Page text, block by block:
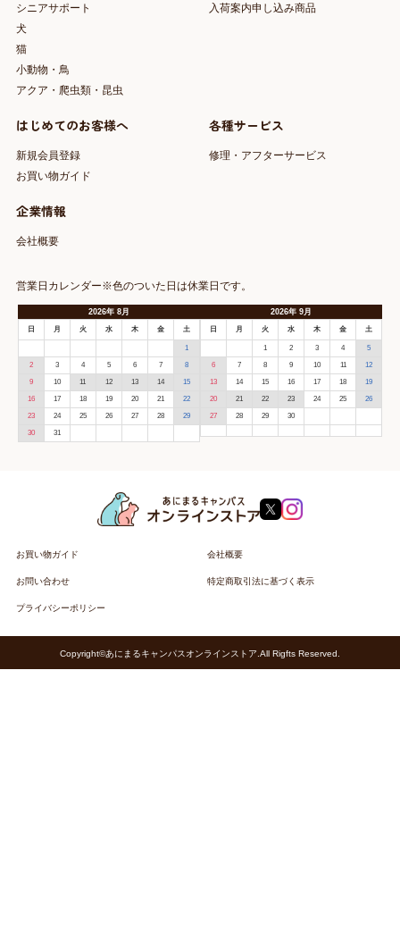
シニアサポート
犬
猫
小動物・鳥
アクア・爬虫類・昆虫
入荷案内申し込み商品
はじめてのお客様へ
新規会員登録
お買い物ガイド
各種サービス
修理・アフターサービス
企業情報
会社概要
営業日カレンダー※色のついた日は休業日です。
2026年 8月
日 月 火 水 木 金 土
1
2 3 4 5 6 7 8
9 10 11 12 13 14 15
16 17 18 19 20 21 22
23 24 25 26 27 28 29
30 31
2026年9月
日 月 火 水 木 金 土
1 2 3 4 5
6 7 8 9 10 11 12
13 14 15 16 17 18 19
20 21 22 23 24 25 26
27 28 29 30
お買い物ガイド 会社概要
お問い合わせ 特定商取引法に基づく表示
プライバシーポリシー
Copyright©あにまるキャンパスオンラインストア.All Rigfts Reserved.